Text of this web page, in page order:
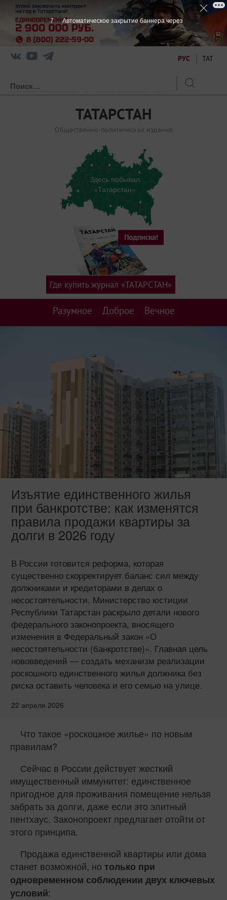
РУС ТАТ
ТАТАРСТАН
Общественно-политическое издание
Здесь побывал
«Татарстан»
Разумное Доброе Вечное
Где купить журнал «ТАТАРСТАН»
Изъятие единственного жилья
при банкротстве: как изменятся
правила продажи квартиры за
долги в 2026 году
В России готовится реформа, которая
существенно скорректирует баланс сил между
должниками и кредиторами в делах о
несостоятельности. Министерство юстиции
Республики Татарстан раскрыло детали нового
федерального законопроекта, вносящего
изменения в Федеральный закон «О
несостоятельности (банкротстве)». Главная цель
нововведений — создать механизм реализации
роскошного единственного жилья должника без
риска оставить человека и его семью на улице.
22 апреля 2026
Что такое «роскошное жилье» по новым
правилам?
Сейчас в России действует жесткий
имущественный иммунитет: единственное
пригодное для проживания помещение нельзя
забрать за долги, даже если это элитный
пентхаус. Законопроект предлагает отойти от
этого принципа.
Продажа единственной квартиры или дома
станет возможной, но только при
одновременном соблюдении двух ключевых
условий:
6 Автоматическое закрытие баннера через